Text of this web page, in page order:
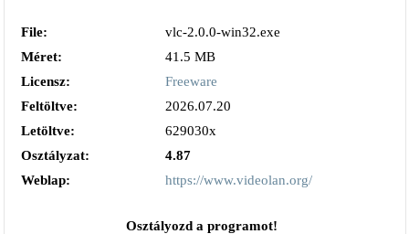
File:
vlc-2.0.0-win32.exe
Méret:
41.5 MB
Licensz:
Freeware
Feltöltve:
2026.07.20
Letöltve:
629030x
Osztályzat:
4.87
Weblap:
https://www.videolan.org/
Osztályozd a programot!